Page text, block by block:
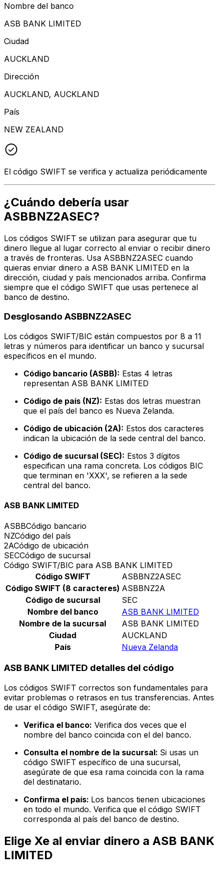
Nombre del banco
ASB BANK LIMITED
Ciudad
AUCKLAND
Dirección
AUCKLAND, AUCKLAND
País
NEW ZEALAND
El código SWIFT se verifica y actualiza periódicamente
¿Cuándo debería usar
ASBBNZ2ASEC?
Los códigos SWIFT se utilizan para asegurar que tu
dinero llegue al lugar correcto al enviar o recibir dinero
a través de fronteras. Usa ASBBNZ2ASEC cuando
quieras enviar dinero a ASB BANK LIMITED en la
dirección, ciudad y país mencionados arriba. Confirma
siempre que el código SWIFT que usas pertenece al
banco de destino.
Desglosando ASBBNZ2ASEC
Los códigos SWIFT/BIC están compuestos por 8 a 11
letras y números para identificar un banco y sucursal
específicos en el mundo.
Código bancario (ASBB): Estas 4 letras
representan ASB BANK LIMITED
Código de país (NZ): Estas dos letras muestran
que el país del banco es Nueva Zelanda.
Código de ubicación (2A): Estos dos caracteres
indican la ubicación de la sede central del banco.
Código de sucursal (SEC): Estos 3 dígitos
especifican una rama concreta. Los códigos BIC
que terminan en 'XXX', se refieren a la sede
central del banco.
ASB BANK LIMITED
ASBBCódigo bancario
NZCódigo del país
2ACódigo de ubicación
SECCódigo de sucursal
Código SWIFT/BIC para ASB BANK LIMITED
Código SWIFT
ASBBNZ2ASEC
Código SWIFT (8 caracteres) ASBBNZ2A
Código de sucursal
SEC
Nombre del banco
ASB BANK LIMITED
Nombre de la sucursal
ASB BANK LIMITED
Ciudad
AUCKLAND
País
Nueva Zelanda
ASB BANK LIMITED detalles del código
Los códigos SWIFT correctos son fundamentales para
evitar problemas o retrasos en tus transferencias. Antes
de usar el código SWIFT, asegúrate de:
Verifica el banco: Verifica dos veces que el
nombre del banco coincida con el del banco.
Consulta el nombre de la sucursal: Si usas un
código SWIFT específico de una sucursal,
asegúrate de que esa rama coincida con la rama
del destinatario.
Confirma el país: Los bancos tienen ubicaciones
en todo el mundo. Verifica que el código SWIFT
corresponda al país del banco de destino.
Elige Xe al enviar dinero a ASB BANK
LIMITED